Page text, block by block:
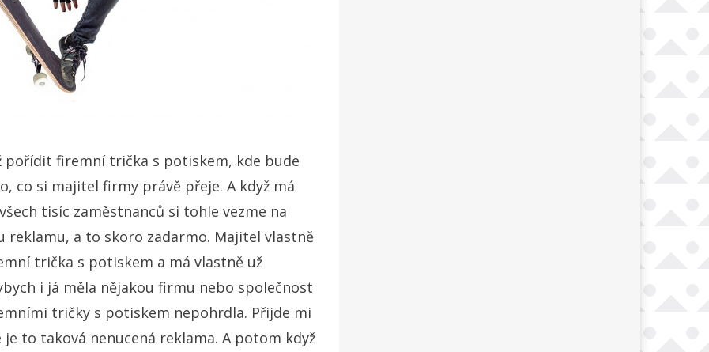
pořídit firemní trička s potiskem, kde bude
co si majitel firmy právě přeje. A když má
tisíc zaměstnanců si tohle vezme na
reklamu, a to skoro zadarmo. Majitel vlastně
trička s potiskem a má vlastně už
i já měla nějakou firmu nebo společnost
tričky s potiskem nepohrdla. Přijde mi
to taková nenucená reklama. A potom když